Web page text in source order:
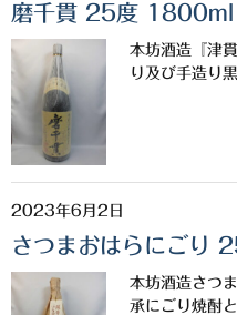
お米
中馬酒店オリジナル
全取扱商品
森伊蔵酒造
村尾酒造
万膳酒造
櫻井酒造
磨千貫 25度 1800ml
本坊酒造『津
り及び手造り
2023年6月2日
さつまおはらにごり
本坊酒造さつ
承にごり焼酎